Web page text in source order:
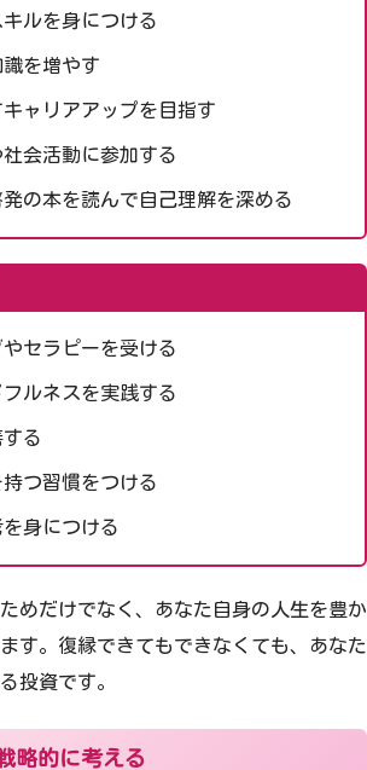
ルを身につける
を増やす
ャリアアップを目指す
会活動に参加する
の本を読んで自己理解を深める
セラピーを受ける
ルネスを実践する
る
つ習慣をつける
身につける
めだけでなく、あなた自身の人生を豊か
す。復縁できてもできなくても、あなた
投資です。
略的に考える